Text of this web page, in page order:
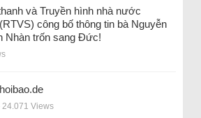
và Truyền hình nhà nước
công bố thông tin bà Nguyễn
Nhàn trốn sang Đức!
24.071 Views